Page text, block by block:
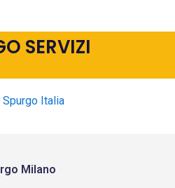
SERVIZI
Italia
Milano